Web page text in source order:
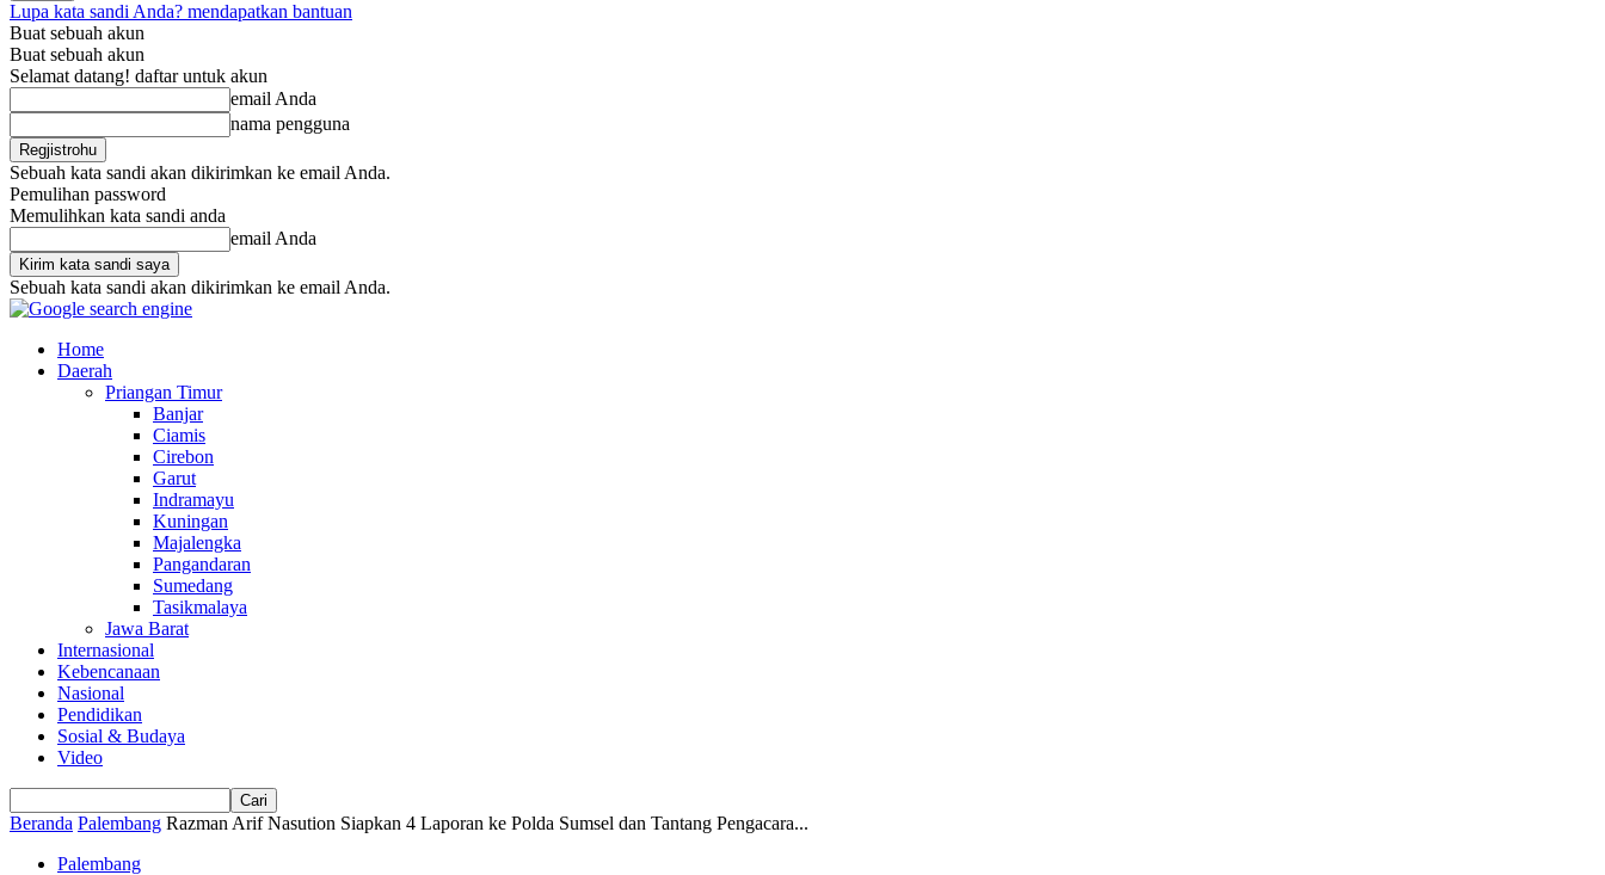
Lupa kata sandi Anda? mendapatkan bantuan
Buat sebuah akun
Buat sebuah akun
Selamat datang! daftar untuk akun
email Anda
nama pengguna
Sebuah kata sandi akan dikirimkan ke email Anda.
Pemulihan password
Memulihkan kata sandi anda
email Anda
Sebuah kata sandi akan dikirimkan ke email Anda.
Home
Daerah
Priangan Timur
Banjar
Ciamis
Cirebon
Garut
Indramayu
Kuningan
Majalengka
Pangandaran
Sumedang
Tasikmalaya
Jawa Barat
Internasional
Kebencanaan
Nasional
Pendidikan
Sosial & Budaya
Video
Beranda Palembang Razman Arif Nasution Siapkan 4 Laporan ke Polda Sumsel dan Tantang Pengacara...
Palembang